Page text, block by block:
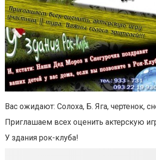
Вас ожидают: Солоха, Б. Яга, чертенок,
Приглашаем всех оценить актерскую
У здания рок-клуба!